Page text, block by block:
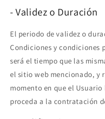
- Validez o Duración
El periodo de validez o
Condiciones y condiciones
será el tiempo que las
el sitio web mencionado, y
momento en que el
proceda a la contratación